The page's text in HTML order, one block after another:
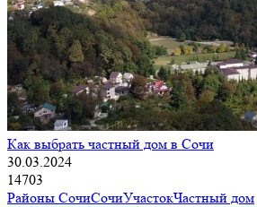
Как выбрать частный дом в Сочи
30.03.2024
14703
Районы СочиСочиУчастокЧастный дом